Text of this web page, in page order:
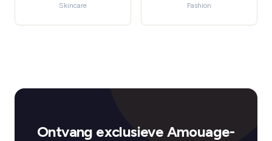
Skincare Fashion
Ontvang exclusieve Amouage-